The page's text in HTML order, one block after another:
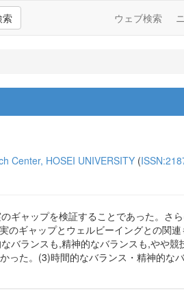
索 ウェブ検索
Center, HOSEI UNIVERSITY (
ギャップを検証することであった。さ
のギャップとウェルビーイングとの関連
バランスも,精神的なバランスも,やや競
った。(3)時間的なバランス・精神的な